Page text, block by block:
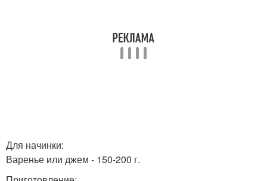
Для начинки:
Варенье или джем - 150-200 г.